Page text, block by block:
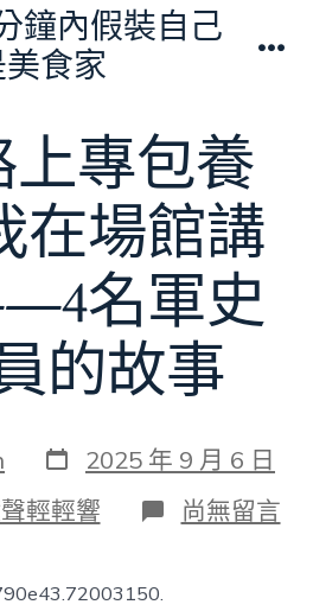
鐘內假裝自己
食家
專包養
在場館講
名軍史
的故事
發
表
日
期
2025 年 9 月 6 日
輕輕響 在
〈強
尚無留言